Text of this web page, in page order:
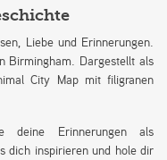
Liebe und Erinnerungen.
Birmingham. Dargestellt als
City Map mit filigranen
deine Erinnerungen als
dich inspirieren und hole dir